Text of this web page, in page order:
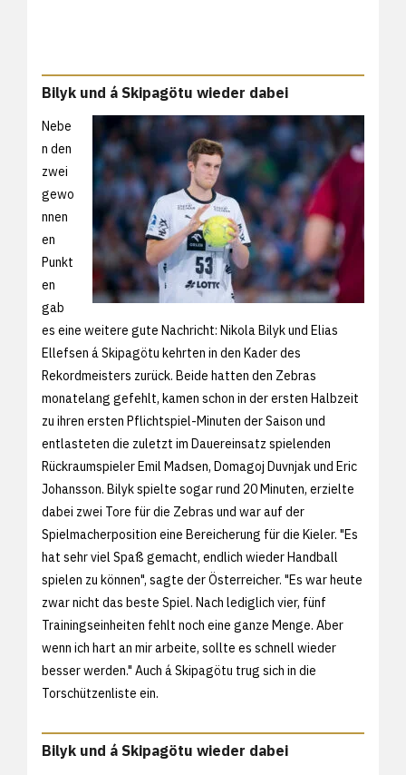
Bilyk und á Skipagötu wieder dabei
Nebe
n den
zwei
gewo
nnen
en
Punkt
en
gab
es eine weitere gute Nachricht: Nikola Bilyk und Elias
Ellefsen á Skipagötu kehrten in den Kader des
Rekordmeisters zurück. Beide hatten den Zebras
monatelang gefehlt, kamen schon in der ersten Halbzeit
zu ihren ersten Pflichtspiel-Minuten der Saison und
entlasteten die zuletzt im Dauereinsatz spielenden
Rückraumspieler Emil Madsen, Domagoj Duvnjak und Eric
Johansson. Bilyk spielte sogar rund 20 Minuten, erzielte
dabei zwei Tore für die Zebras und war auf der
Spielmacherposition eine Bereicherung für die Kieler. "Es
hat sehr viel Spaß gemacht, endlich wieder Handball
spielen zu können", sagte der Österreicher. "Es war heute
zwar nicht das beste Spiel. Nach lediglich vier, fünf
Trainingseinheiten fehlt noch eine ganze Menge. Aber
wenn ich hart an mir arbeite, sollte es schnell wieder
besser werden." Auch á Skipagötu trug sich in die
Torschützenliste ein.
Bilyk und á Skipagötu wieder dabei